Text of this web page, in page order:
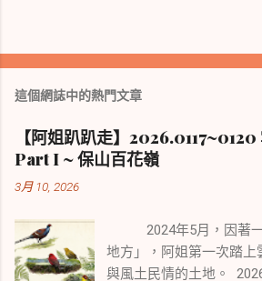
這個網誌中的熱門文章
【阿姐趴趴走】
Part I ~ 保山百花嶺
3月 10, 2026
2024年5月，因著一
地方」，阿姐第一次踏
與風土民情的土地。